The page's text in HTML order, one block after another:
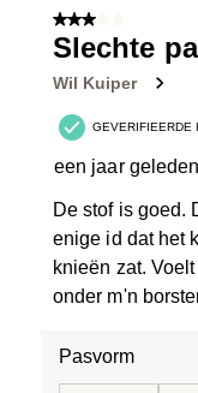
van
Beoordelingen.
3 van 5 sterren.
Slechte
Wil Kuiper
GEVERIFIEERDE
een jaar geleden
De stof is goed.
enige id dat het
knieën zat.
onder m'n
Pasvorm